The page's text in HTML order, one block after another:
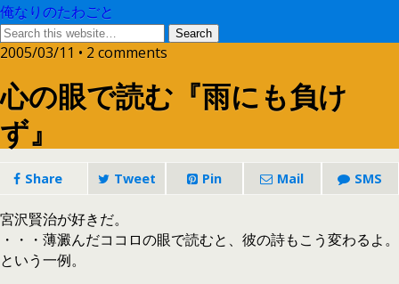
俺なりのたわごと
2005/03/11 • 2 comments
心の眼で読む『雨にも負け
ず』
Share Tweet Pin Mail SMS
宮沢賢治が好きだ。
・・・薄澱んだココロの眼で読むと、彼の詩もこう変わるよ。
という一例。